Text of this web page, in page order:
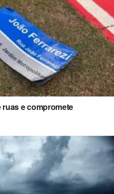
e compromete